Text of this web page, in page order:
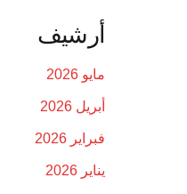
أرشيف
مايو 2026
أبريل 2026
فبراير 2026
يناير 2026